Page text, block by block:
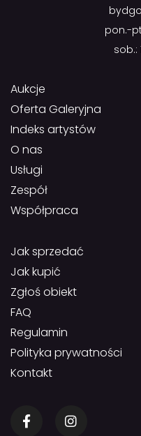
pon.-
sob.:
Aukcje
Oferta Galeryjna
Indeks artystów
O nas
Usługi
Zespół
Współpraca
Jak sprzedać
Jak kupić
Zgłoś obiekt
FAQ
Regulamin
Polityka prywatności
Kontakt